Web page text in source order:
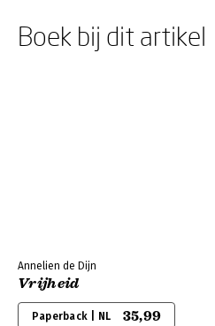
Boek bij dit artikel
Annelien de Dijn
Vrijheid
Paperback | NL 35,99